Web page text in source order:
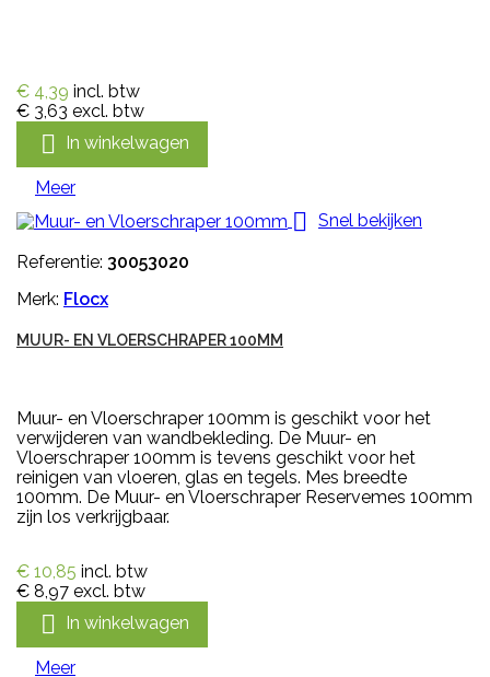
€ 4,39 incl. btw
€ 3,63 excl. btw
 In winkelwagen
Meer
 Snel bekijken
Referentie: 30053020
Merk: Flocx
MUUR- EN VLOERSCHRAPER 100MM
Muur- en Vloerschraper 100mm is geschikt voor het
verwijderen van wandbekleding. De Muur- en
Vloerschraper 100mm is tevens geschikt voor het
reinigen van vloeren, glas en tegels. Mes breedte
100mm. De Muur- en Vloerschraper Reservemes 100mm
zijn los verkrijgbaar.
€ 10,85 incl. btw
€ 8,97 excl. btw
 In winkelwagen
Meer